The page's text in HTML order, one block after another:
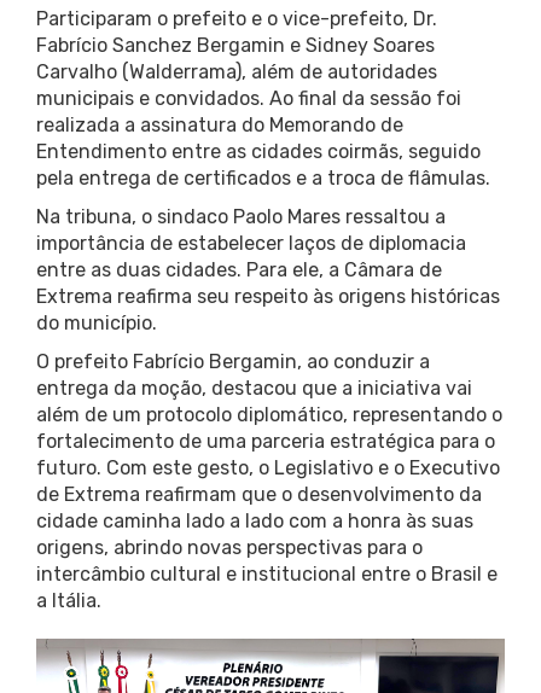
Participaram o prefeito e o vice-prefeito, Dr.
Fabrício Sanchez Bergamin e Sidney Soares
Carvalho (Walderrama), além de autoridades
municipais e convidados. Ao final da sessão foi
realizada a assinatura do Memorando de
Entendimento entre as cidades coirmãs, seguido
pela entrega de certificados e a troca de flâmulas.
Na tribuna, o sindaco Paolo Mares ressaltou a
importância de estabelecer laços de diplomacia
entre as duas cidades. Para ele, a Câmara de
Extrema reafirma seu respeito às origens históricas
do município.
O prefeito Fabrício Bergamin, ao conduzir a
entrega da moção, destacou que a iniciativa vai
além de um protocolo diplomático, representando o
fortalecimento de uma parceria estratégica para o
futuro. Com este gesto, o Legislativo e o Executivo
de Extrema reafirmam que o desenvolvimento da
cidade caminha lado a lado com a honra às suas
origens, abrindo novas perspectivas para o
intercâmbio cultural e institucional entre o Brasil e
a Itália.